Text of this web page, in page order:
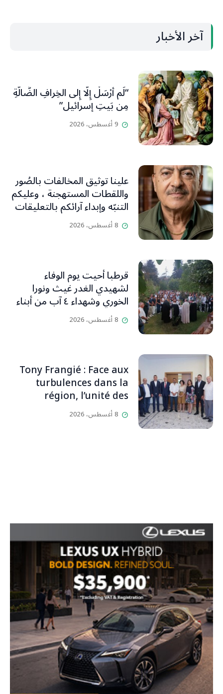
آخر الأخبار
“لَم أُرْسَلْ إِلَّا إِلى الخِرافِ الضَّالَّةِ
مِن بَيتِ إسرائيل”
9 أغسطس، 2026
علينا توثيق المخالفات بالصُور
واللقطات المستهجنة ، وعليكم
التنبّه وإبداء آرائكم بالتعليقات
(جورج صبّاغ)
8 أغسطس، 2026
قرطبا أحيت يوم الوفاء
لشهيدي الغدر غيث ونورا
الخوري وشهداء ٤ آب من أبناء
البلدة.. كارين الخوري افرام: لقد
كان بيتنا، بوجود والدي، ينبض
إقفاله لكنه لم يستطع لأنه
بيت رسالة وتاريخ وإيمان وقيم
مستمرة (صور وVideo)
8 أغسطس، 2026
Tony Frangié : Face aux
turbulences dans la
région, l’unité des
Libanais est primordiale
L’OLJ / Par Scarlett
8 أغسطس، 2026